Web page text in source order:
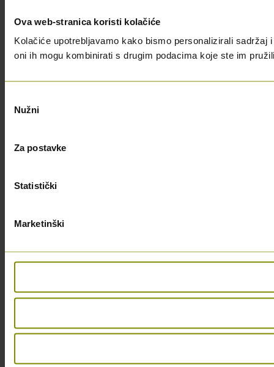
Ova web-stranica koristi kolačiće
Kolačiće upotrebljavamo kako bismo personalizirali
oni ih mogu kombinirati s drugim podacima koje ste im
pristanka
Nužni
Za postavke
Statistički
Marketinški